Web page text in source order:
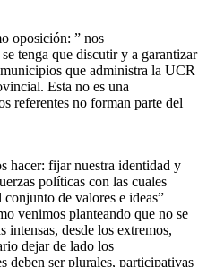
oposición: ” nos
tenga que discutir y a garantizar
que administra la UCR
Esta no es una
referentes no forman parte del
hacer: fijar nuestra identidad y
políticas con las cuales
de valores e ideas”
venimos planteando que no se
intensas, desde los extremos,
dejar de lado los
deben ser plurales, participativas